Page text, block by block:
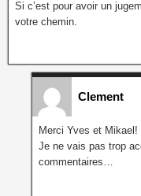
Si c’est pour avoir un
votre chemin.
Clement
Merci Yves et Mikael!
Je ne vais pas trop
commentaires…